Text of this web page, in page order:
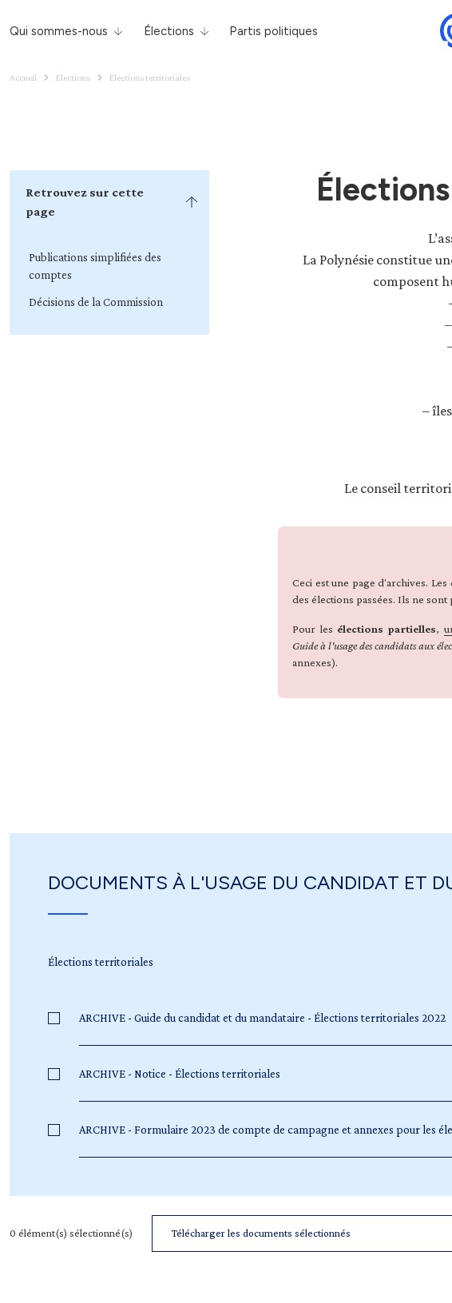
Qui sommes-nous Élections Partis politiques
Accueil Élections Élections territoriales
Retrouvez sur cette
page
Publications simplifiées des
comptes
Décisions de la Commission
La Polynésie constitue
composent
–
Le conseil
Ceci est une page d'archives.
des élections passées. Ils ne sont
Pour les élections partielles,
Guide à l'usage des candidats aux
annexes).
DOCUMENTS À L'USAGE DU CANDIDAT ET
Élections territoriales
ARCHIVE - Guide du candidat et du mandataire - Élections territoriales 2022
ARCHIVE - Notice - Élections territoriales
ARCHIVE - Formulaire 2023 de compte de campagne et annexes pour les
0 élément(s) sélectionné(s) Télécharger les documents sélectionnés